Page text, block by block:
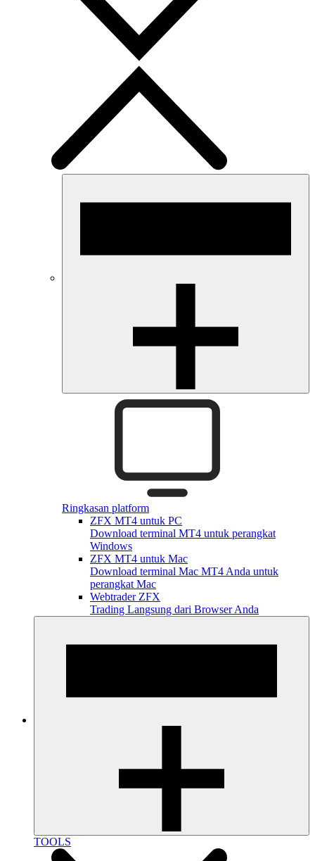
Ringkasan platform
ZFX MT4 untuk PC
Download terminal MT4 untuk perangkat
Windows
ZFX MT4 untuk Mac
Download terminal Mac MT4 Anda untuk
perangkat Mac
Webtrader ZFX
Trading Langsung dari Browser Anda
TOOLS